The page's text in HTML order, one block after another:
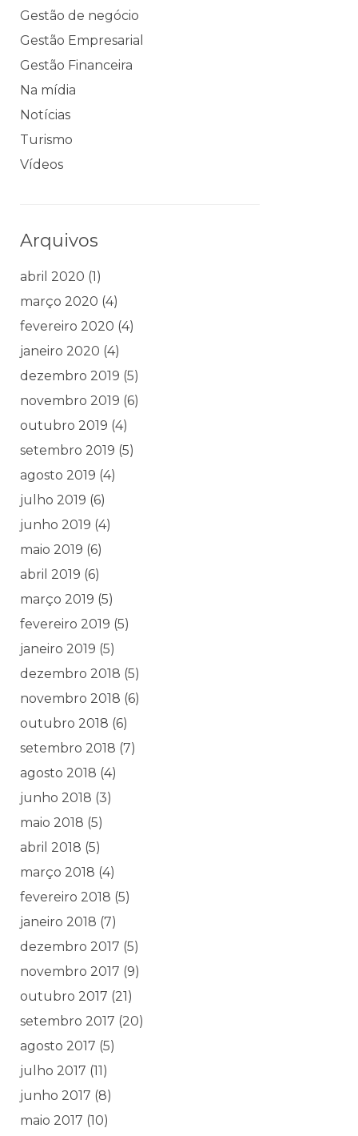
Gestão de negócio
Gestão Empresarial
Gestão Financeira
Na mídia
Notícias
Turismo
Vídeos
Arquivos
abril 2020 (1)
março 2020 (4)
fevereiro 2020 (4)
janeiro 2020 (4)
dezembro 2019 (5)
novembro 2019 (6)
outubro 2019 (4)
setembro 2019 (5)
agosto 2019 (4)
julho 2019 (6)
junho 2019 (4)
maio 2019 (6)
abril 2019 (6)
março 2019 (5)
fevereiro 2019 (5)
janeiro 2019 (5)
dezembro 2018 (5)
novembro 2018 (6)
outubro 2018 (6)
setembro 2018 (7)
agosto 2018 (4)
junho 2018 (3)
maio 2018 (5)
abril 2018 (5)
março 2018 (4)
fevereiro 2018 (5)
janeiro 2018 (7)
dezembro 2017 (5)
novembro 2017 (9)
outubro 2017 (21)
setembro 2017 (20)
agosto 2017 (5)
julho 2017 (11)
junho 2017 (8)
maio 2017 (10)